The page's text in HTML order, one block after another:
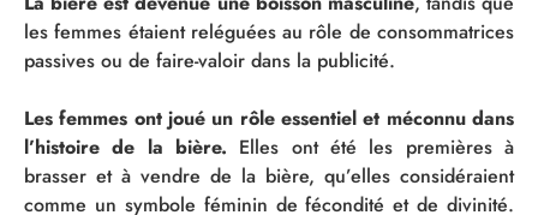
les femmes étaient reléguées au rôle de consommatrices
passives ou de faire-valoir dans la publicité.
Les femmes ont joué un rôle essentiel et méconnu dans
l’histoire de la bière. Elles ont été les premières à
brasser et à vendre de la bière, qu’elles considéraient
comme un symbole féminin de fécondité et de divinité.